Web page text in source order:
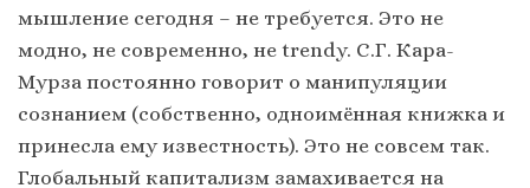
мышление сегодня – не требуется. Это не
модно, не современно, не trendy. С.Г. Кара-
Мурза постоянно говорит о манипуляции
сознанием (собственно, одноимённая книжка и
принесла ему известность). Это не совсем так.
Глобальный капитализм замахивается на